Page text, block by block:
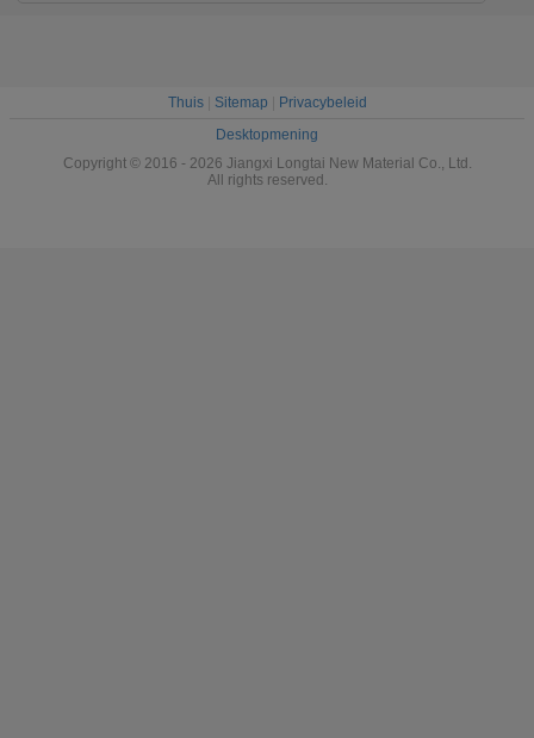
Thuis| Sitemap
Privacybeleid
Desktopmening
Copyright © 2016 - 2026 Jiangxi Longtai New Material Co., Ltd.
All rights reserved.